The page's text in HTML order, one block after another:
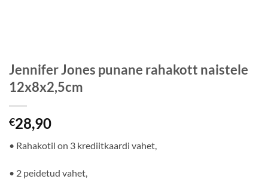
Jennifer Jones punane rahakott naistele
12x8x2,5cm
€28,90
• Rahakotil on 3 krediitkaardi vahet,
• 2 peidetud vahet,